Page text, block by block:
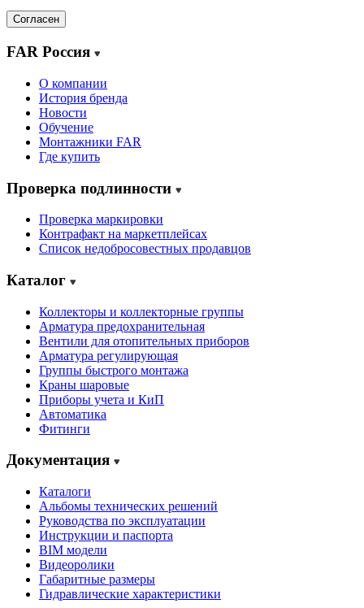
Согласен
FAR Россия
О компании
История бренда
Новости
Обучение
Монтажники FAR
Где купить
Проверка подлинности
Проверка маркировки
Контрафакт на маркетплейсах
Cписок недобросовестных продавцов
Каталог
Коллекторы и коллекторные группы
Арматура предохранительная
Вентили для отопительных приборов
Арматура регулирующая
Группы быстрого монтажа
Краны шаровые
Приборы учета и КиП
Автоматика
Фитинги
Документация
Каталоги
Альбомы технических решений
Руководства по эксплуатации
Инструкции и паспорта
BIM модели
Видеоролики
Габаритные размеры
Гидравлические характеристики